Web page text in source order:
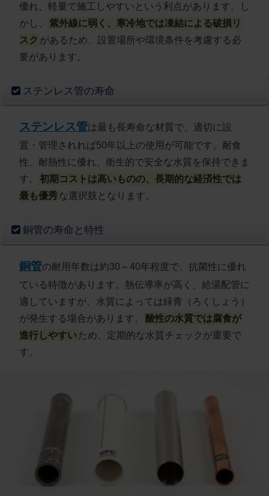
優れ、軽量で施工しやすいという利点があります。し
かし、
紫外線に弱く、寒冷地では凍結による破損リ
スク があるため、設置場所や環境条件を考慮する必
要があります。
ステンレス管の寿命
ステンレス管は最も長寿命な材質で、適切に設
置・管理されれば50年以上の使用が可能です。耐食
性、耐熱性に優れ、衛生的で安全な水質を保持できま
す。
初期コストは高いものの、長期的な経済性では
最も優秀な選択肢となります。
銅管の寿命と特性
銅管の耐用年数は約30～40年程度で、抗菌性に優れ
ている特徴があります。熱伝導率が高く、給湯配管に
適していますが、水質によっては緑青（ろくしょう）
が発生する場合があります。
酸性の水質では腐食が
進行しやすいため、定期的な水質チェックが重要で
す。